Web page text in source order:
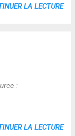
Plus de
audio-et-
LA LECTURE
:
LA LECTURE